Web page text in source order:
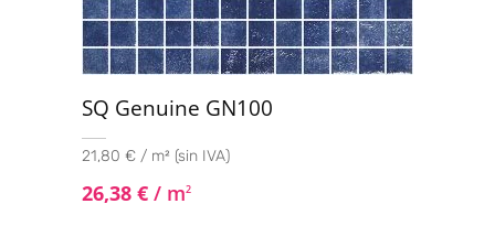
SQ Genuine GN100
21,80 € / m² (sin IVA)
26,38 € / m2